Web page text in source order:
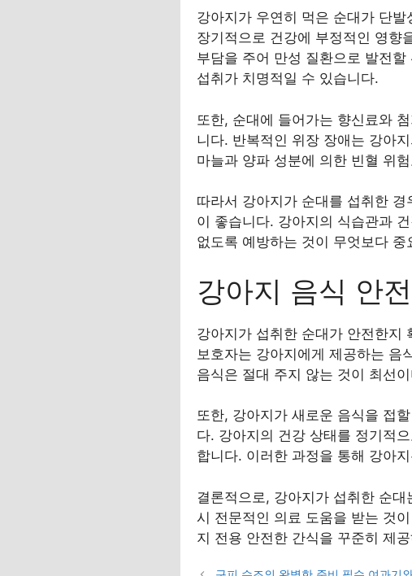
강아지가 우연히 먹은 순대가 단
장기적으로 건강에 부정적인 영향
부담을 주어 만성 질환으로 발전
섭취가 치명적일 수 있습니다.
또한, 순대에 들어가는 향신료와
니다. 반복적인 위장 장애는 강아
마늘과 양파 성분에 의한 빈혈 위
따라서 강아지가 순대를 섭취한
이 좋습니다. 강아지의 식습관과
없도록 예방하는 것이 무엇보다 중
강아지 음식 안
강아지가 섭취한 순대가 안전한지
보호자는 강아지에게 제공하는 음
음식은 절대 주지 않는 것이 최선
또한, 강아지가 새로운 음식을 접
다. 강아지의 건강 상태를 정기적
합니다. 이러한 과정을 통해 강아
결론적으로, 강아지가 섭취한 순
시 전문적인 의료 도움을 받는 것
지 전용 안전한 간식을 꾸준히 제